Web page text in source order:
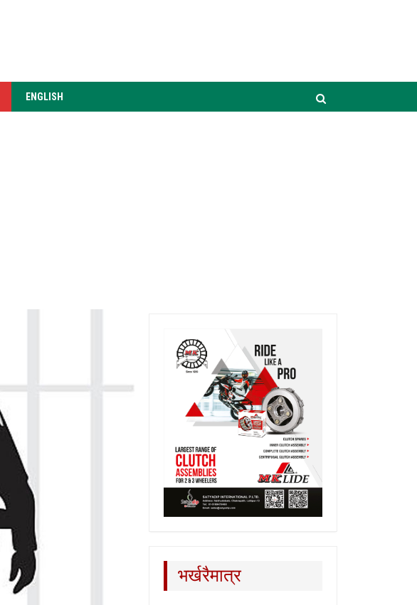
ENGLISH
भर्खरैमात्र